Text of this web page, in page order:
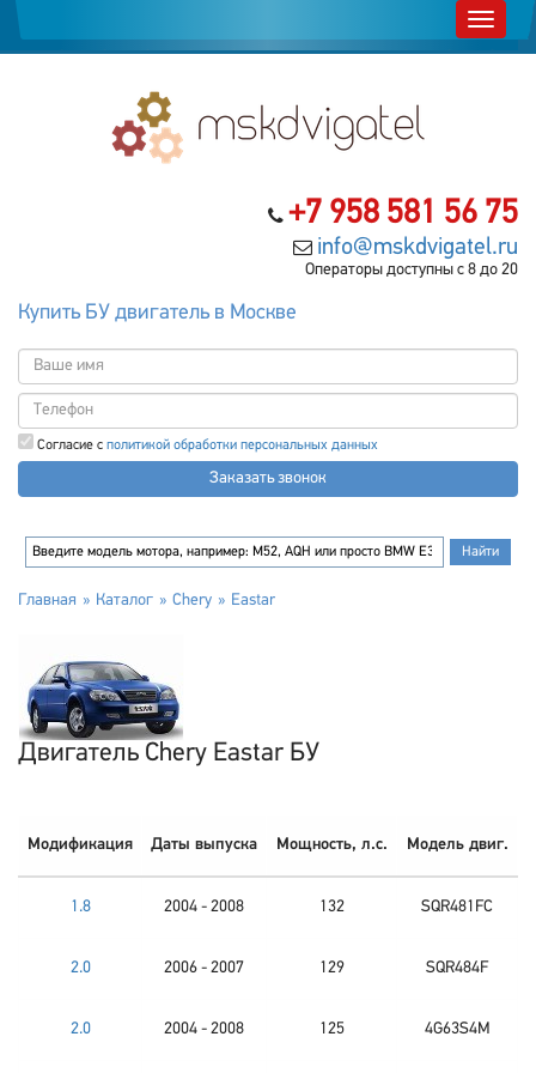
+7 958 581 56 75
info@mskdvigatel.ru
Операторы доступны с 8 до 20
Купить БУ двигатель в Москве
Согласие с политикой обработки персональных данных
Заказать звонок
Главная Каталог Chery Eastar
Двигатель Chery Eastar БУ
Модификация Даты выпуска Мощность, л.с. Модель двиг.
1.8 2004 - 2008 132 SQR481FC
2.0 2006 - 2007 129 SQR484F
2.0 2004 - 2008 125 4G63S4M